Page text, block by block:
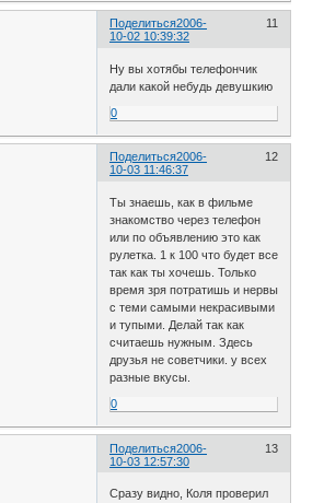
Поделиться 11
2006-
10-02 10:39:32
Ну вы хотябы телефончик
дали какой небудь девушкию
0
Поделиться 12
2006-
10-03 11:46:37
Ты знаешь, как в фильме
знакомство через телефон
или по объявлению это как
рулетка. 1 к 100 что будет все
так как ты хочешь. Только
время зря потратишь и нервы
с теми самыми некрасивыми
и тупыми. Делай так как
считаешь нужным. Здесь
друзья не советчики. у всех
разные вкусы.
0
Поделиться 13
2006-
10-03 12:57:30
Сразу видно, Коля проверил